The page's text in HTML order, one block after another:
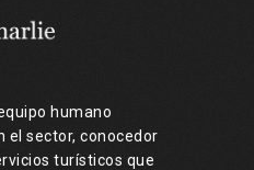
humano
el sector, conocedor
turísticos que